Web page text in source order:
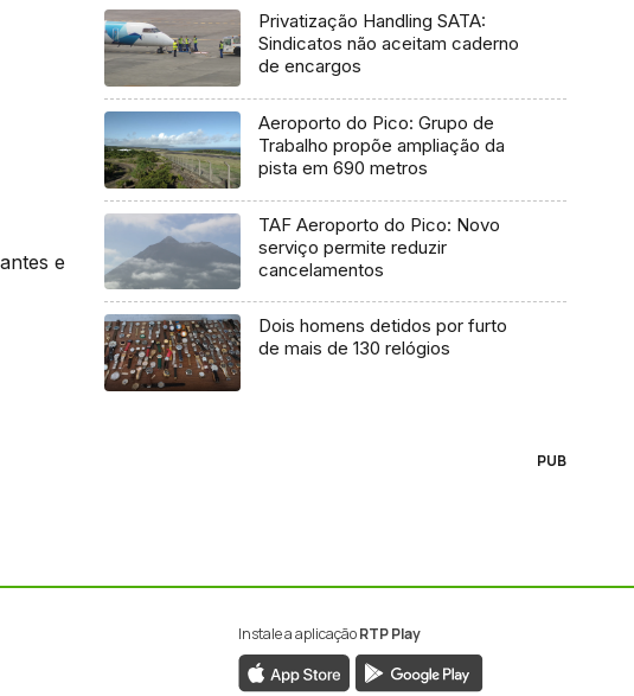
e
Privatização Handling SATA:
Sindicatos não aceitam caderno
de encargos
Aeroporto do Pico: Grupo de
Trabalho propõe ampliação da
pista em 690 metros
TAF Aeroporto do Pico: Novo
serviço permite reduzir
cancelamentos
Dois homens detidos por furto
de mais de 130 relógios
PUB
Instale a aplicaçãoRTP Play